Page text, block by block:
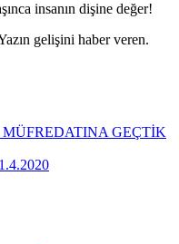
insanın dişine değer!
gelişini haber veren.
GEÇTİK